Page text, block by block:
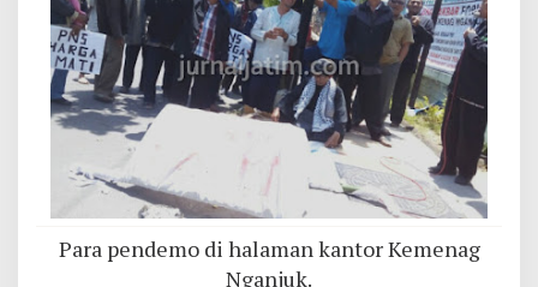
Para pendemo di halaman kantor Kemenag
Nganjuk.